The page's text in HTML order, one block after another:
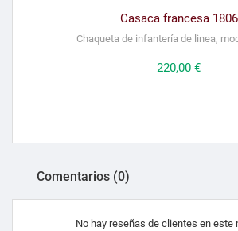
Casaca francesa 1806
Chaqueta de infantería de linea,
Precio
220,00 €
Comentarios (0)
No hay reseñas de clientes en este